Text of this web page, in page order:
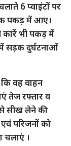
6 प्वाइंटों पर
पकड़ में आए।
कारें भी पकड़ में
में सड़क दुर्घटनाओं
वह वाहन
तेज रफ्तार व
सीख लेने की
परिजनों को
चलाएं ।